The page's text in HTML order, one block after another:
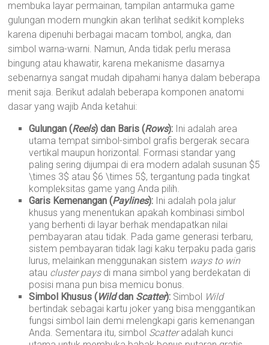
membuka layar permainan, tampilan antarmuka game
gulungan modern mungkin akan terlihat sedikit kompleks
karena dipenuhi berbagai macam tombol, angka, dan
simbol warna-warni. Namun, Anda tidak perlu merasa
bingung atau khawatir, karena mekanisme dasarnya
sebenarnya sangat mudah dipahami hanya dalam beberapa
menit saja. Berikut adalah beberapa komponen anatomi
dasar yang wajib Anda ketahui:
Gulungan (Reels) dan Baris (Rows): Ini adalah area
utama tempat simbol-simbol grafis bergerak secara
vertikal maupun horizontal. Formasi standar yang
paling sering dijumpai di era modern adalah susunan $5
\times 3$ atau $6 \times 5$, tergantung pada tingkat
kompleksitas game yang Anda pilih.
Garis Kemenangan (Paylines): Ini adalah pola jalur
khusus yang menentukan apakah kombinasi simbol
yang berhenti di layar berhak mendapatkan nilai
pembayaran atau tidak. Pada game generasi terbaru,
sistem pembayaran tidak lagi kaku terpaku pada garis
lurus, melainkan menggunakan sistem ways to win
atau cluster paysdi mana simbol yang berdekatan di
posisi mana pun bisa memicu bonus.
Simbol Khusus (Wilddan Scatter): Simbol Wild
bertindak sebagai kartu joker yang bisa menggantikan
fungsi simbol lain demi melengkapi garis kemenangan
Anda. Sementara itu, simbol Scatteradalah kunci